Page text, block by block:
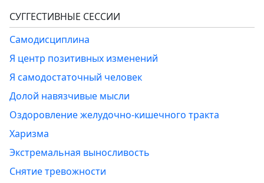
СУГГЕСТИВНЫЕ СЕССИИ
Самодисциплина
Я центр позитивных изменений
Я самодостаточный человек
Долой навязчивые мысли
Оздоровление желудочно-кишечного тракта
Харизма
Экстремальная выносливость
Снятие тревожности